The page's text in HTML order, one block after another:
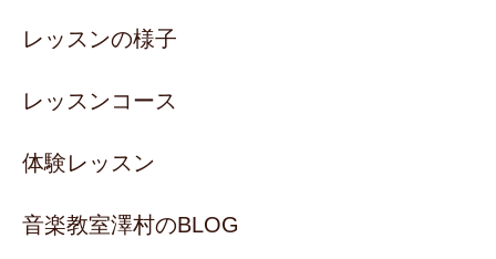
レッスンの様子
レッスンコース
体験レッスン
音楽教室澤村のBLOG